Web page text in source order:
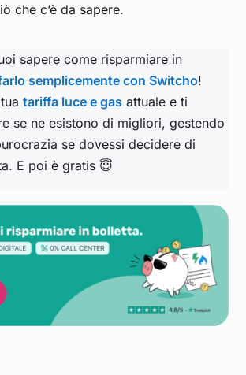
che c’è da sapere.
sapere come risparmiare in
semplicemente con Switcho!
tuatariffa luce e gas attuale e ti
se ne esistono di migliori, gestendo
se dovessi decidere di
E poi è gratis 😇